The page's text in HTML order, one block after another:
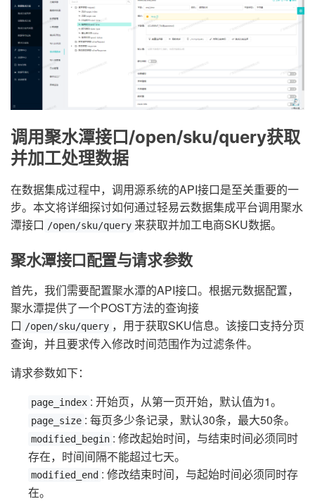
调用聚水潭接口/open/sku/query获取
并加工处理数据
在数据集成过程中，调用源系统的API接口是至关重要的一
步。本文将详细探讨如何通过轻易云数据集成平台调用聚水
潭接口 /open/sku/query 来获取并加工电商SKU数据。
聚水潭接口配置与请求参数
首先，我们需要配置聚水潭的API接口。根据元数据配置，
聚水潭提供了一个POST方法的查询接
口 /open/sku/query ，用于获取SKU信息。该接口支持分页
查询，并且要求传入修改时间范围作为过滤条件。
请求参数如下：
page_index : 开始页，从第一页开始，默认值为1。
page_size : 每页多少条记录，默认30条，最大50条。
modified_begin : 修改起始时间，与结束时间必须同时
存在，时间间隔不能超过七天。
modified_end : 修改结束时间，与起始时间必须同时存
在。